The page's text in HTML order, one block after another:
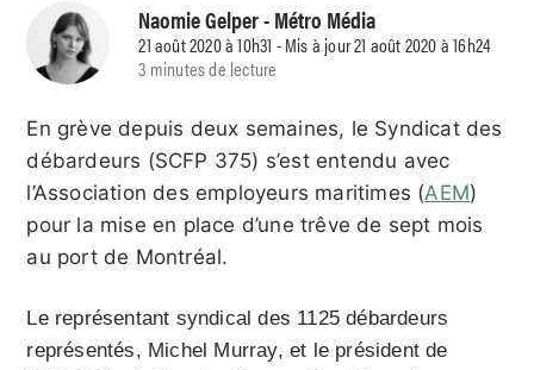
Naomie Gelper- Métro Média
21 août 2020 à 10h31 - Mis à jour 21 août 2020 à 16h24
3 minutes de lecture
En grève depuis deux semaines, le Syndicat des
débardeurs (SCFP 375) s’est entendu avec
l’Association des employeurs maritimes (AEM)
pour la mise en place d’une trêve de sept mois
au port de Montréal.
Le représentant syndical des 1125 débardeurs
représentés, Michel Murray, et le président de